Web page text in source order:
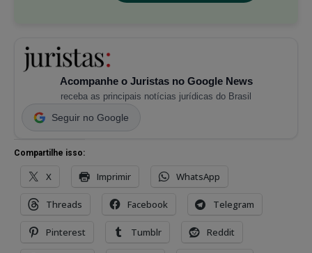
Acompanhe o Juristas no Google News
receba as principais notícias jurídicas do Brasil
Seguir no Google
Compartilhe isso:
X Imprimir WhatsApp
Threads Facebook Telegram
Pinterest Tumblr Reddit